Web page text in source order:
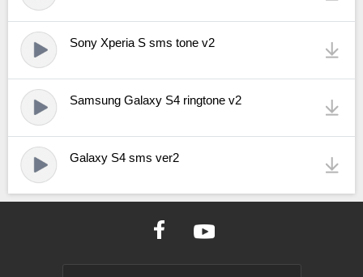
Sony Xperia S sms tone v2
Samsung Galaxy S4 ringtone v2
Galaxy S4 sms ver2